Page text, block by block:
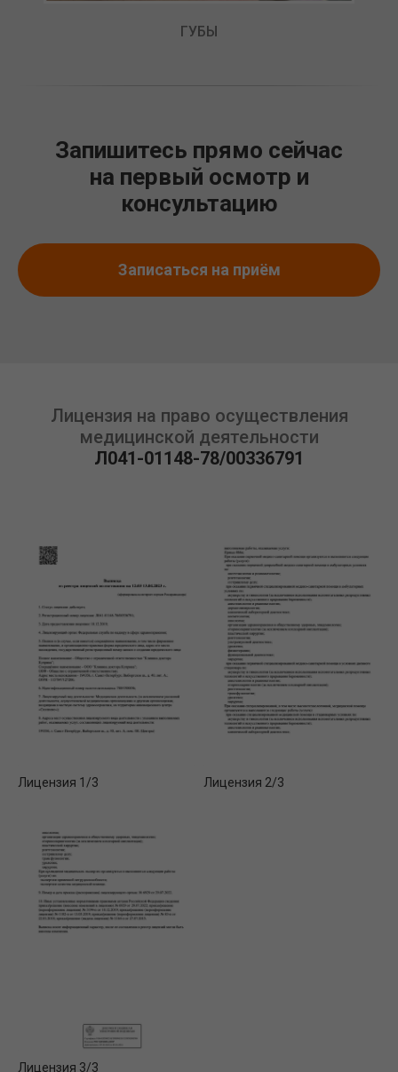
ГУБЫ
Запишитесь прямо сейчас
на первый осмотр и
консультацию
Записаться на приём
Лицензия на право осуществления
медицинской деятельности
Л041-01148-78/00336791
Лицензия 1/3 Лицензия 2/3
Лицензия 3/3